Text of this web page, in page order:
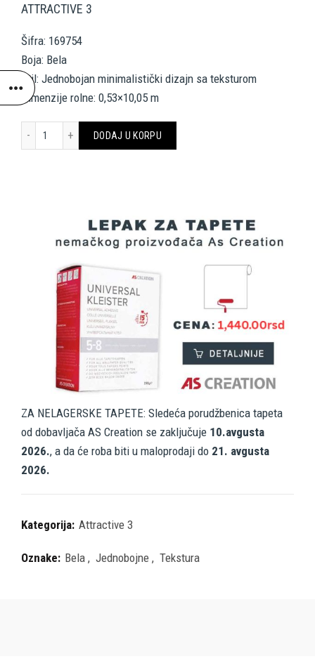
ATTRACTIVE 3
Šifra: 169754
Boja: Bela
Stil: Jednobojan minimalistički dizajn sa teksturom
Dimenzije rolne: 0,53×10,05 m
DODAJ U KORPU
ZA NELAGERSKE TAPETE: Sledeća porudžbenica tapeta
od dobavljača AS Creation se zaključuje 10.avgusta
2026., a da će roba biti u maloprodaji do 21. avgusta
2026.
Kategorija: Attractive 3
Oznake: Bela , Jednobojne , Tekstura